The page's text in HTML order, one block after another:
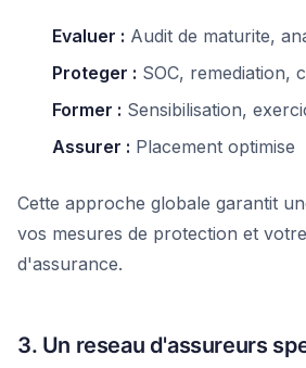
Evaluer : Audit de maturite,
Proteger : SOC, remediation,
Former : Sensibilisation,
Assurer : Placement optimise
Cette approche globale garantit
vos mesures de protection et
d'assurance.
3. Un reseau d'assureurs